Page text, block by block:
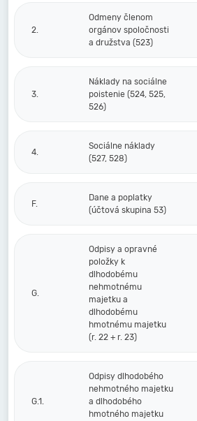
2.
Odmeny členom
orgánov spoločnosti
a družstva (523)
3.
Náklady na sociálne
poistenie (524, 525,
526)
4.
Sociálne náklady
(527, 528)
F.
Dane a poplatky
(účtová skupina 53)
G.
Odpisy a opravné
položky k
dlhodobému
nehmotnému
majetku a
dlhodobému
hmotnému majetku
(r. 22 + r. 23)
G.1.
Odpisy dlhodobého
nehmotného majetku
a dlhodobého
hmotného majetku